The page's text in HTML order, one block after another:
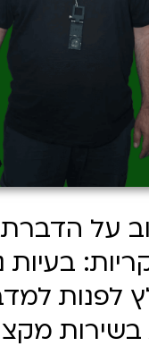
על
בעיות
לפנות
בשירות